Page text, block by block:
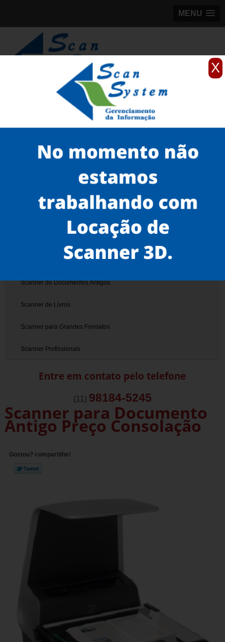
X
MENU
98184-5245
scanner de documentos antigos
scanner para monografias
scanner para documento antigo preço Consolação
Serviços
Scanner de Documentos
Scanner de Documentos Antigos
Scanner de Livros
Scanner para Grandes Formatos
Scanner Profissionais
Entre em contato pelo telefone
(11) 98184-5245
Scanner para Documento
Antigo Preço Consolação
Gostou? compartilhe!